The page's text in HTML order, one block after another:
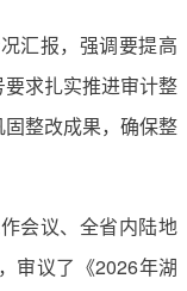
汇报，强调要提高
求扎实推进审计整
整改成果，确保整
会议、全省内陆地
审议了《2026年湖